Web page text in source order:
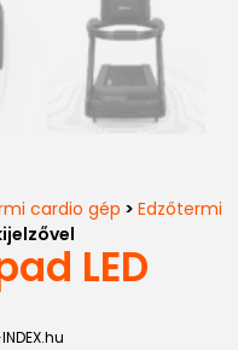
cardio gép > Edzőtermi
LED